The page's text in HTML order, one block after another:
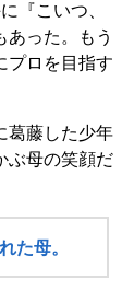
『こいつ、
あった。もう
プロを目指す
葛藤した少年
ぶ母の笑顔だ
た母。